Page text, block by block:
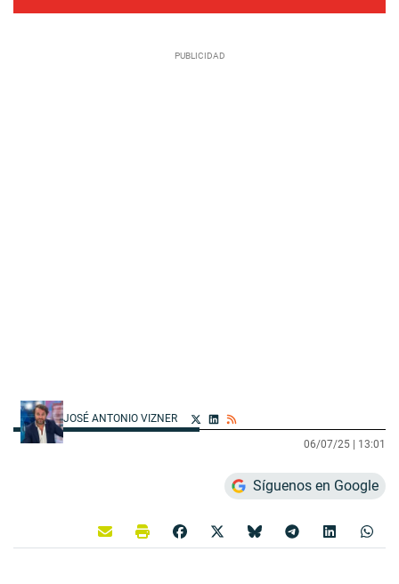
JOSÉ ANTONIO VIZNER
06/07/25 | 13:01
Síguenos en Google